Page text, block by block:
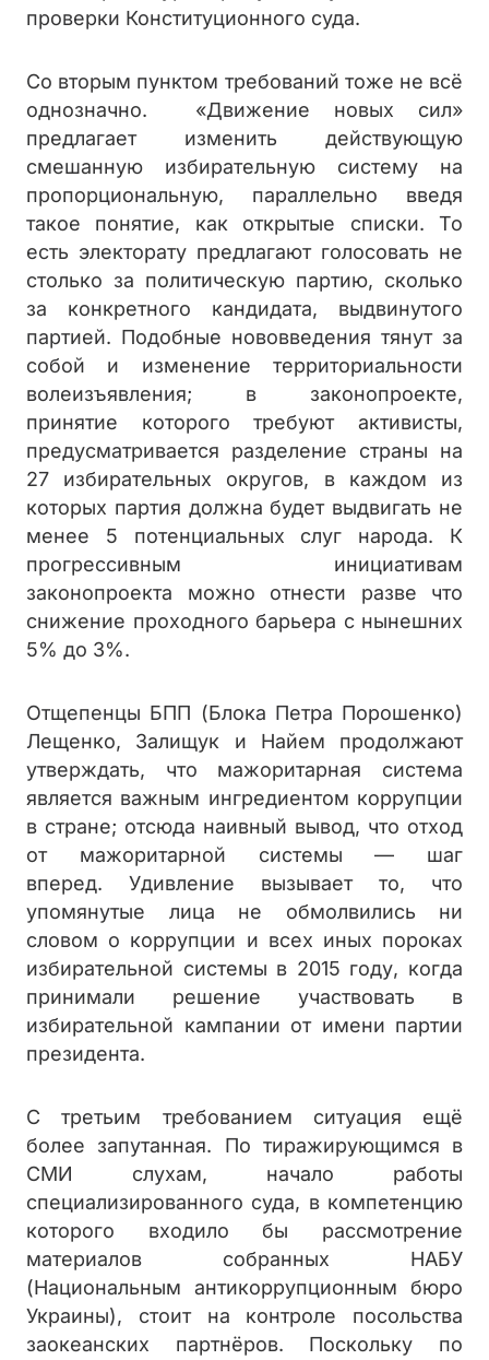
проверки Конституционного суда.
Со вторым пунктом требований тоже не всё
однозначно. «Движение новых сил»
предлагает изменить действующую
смешанную избирательную систему на
пропорциональную, параллельно введя
такое понятие, как открытые списки. То
есть электорату предлагают голосовать не
столько за политическую партию, сколько
за конкретного кандидата, выдвинутого
партией. Подобные нововведения тянут за
собой и изменение территориальности
волеизъявления; в законопроекте,
принятие которого требуют активисты,
предусматривается разделение страны на
27 избирательных округов, в каждом из
которых партия должна будет выдвигать не
менее 5 потенциальных слуг народа. К
прогрессивным инициативам
законопроекта можно отнести разве что
снижение проходного барьера с нынешних
5% до 3%.
Отщепенцы БПП (Блока Петра Порошенко)
Лещенко, Залищук и Найем продолжают
утверждать, что мажоритарная система
является важным ингредиентом коррупции
в стране; отсюда наивный вывод, что отход
от мажоритарной системы — шаг
вперед. Удивление вызывает то, что
упомянутые лица не обмолвились ни
словом о коррупции и всех иных пороках
избирательной системы в 2015 году, когда
принимали решение участвовать в
избирательной кампании от имени партии
президента.
С третьим требованием ситуация ещё
более запутанная. По тиражирующимся в
СМИ слухам, начало работы
специализированного суда, в компетенцию
которого входило бы рассмотрение
материалов собранных НАБУ
(Национальным антикоррупционным бюро
Украины), стоит на контроле посольства
заокеанских партнёров. Поскольку по